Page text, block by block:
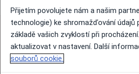
Přijetím povolujete nám a našim
technologie) ke shromažďování
základě vašich zvyklostí při
aktualizovat v nastavení. Další
souborů cookie.